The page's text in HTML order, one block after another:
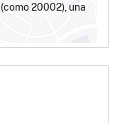
20002), una